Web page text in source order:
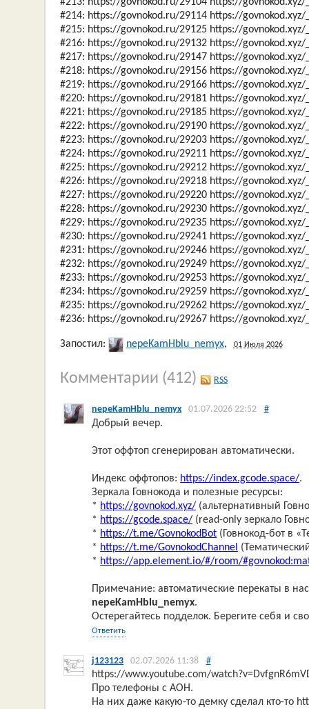
#213: https://govnokod.ru/29104 https://govnokod.xyz/
#214: https://govnokod.ru/29114 https://govnokod.xyz/
#215: https://govnokod.ru/29125 https://govnokod.xyz/
#216: https://govnokod.ru/29132 https://govnokod.xyz/
#217: https://govnokod.ru/29147 https://govnokod.xyz/
#218: https://govnokod.ru/29156 https://govnokod.xyz/
#219: https://govnokod.ru/29166 https://govnokod.xyz/
#220: https://govnokod.ru/29181 https://govnokod.xyz/
#221: https://govnokod.ru/29185 https://govnokod.xyz/
#222: https://govnokod.ru/29190 https://govnokod.xyz/
#223: https://govnokod.ru/29203 https://govnokod.xyz/
#224: https://govnokod.ru/29211 https://govnokod.xyz/
#225: https://govnokod.ru/29212 https://govnokod.xyz/
#226: https://govnokod.ru/29218 https://govnokod.xyz/
#227: https://govnokod.ru/29220 https://govnokod.xyz/
#228: https://govnokod.ru/29230 https://govnokod.xyz/
#229: https://govnokod.ru/29235 https://govnokod.xyz/
#230: https://govnokod.ru/29241 https://govnokod.xyz/
#231: https://govnokod.ru/29246 https://govnokod.xyz/
#232: https://govnokod.ru/29249 https://govnokod.xyz/
#233: https://govnokod.ru/29253 https://govnokod.xyz/
#234: https://govnokod.ru/29259 https://govnokod.xyz/
#235: https://govnokod.ru/29262 https://govnokod.xyz/
#236: https://govnokod.ru/29267 https://govnokod.xyz/
Запостил: nepeKamHblu_nemyx, 01 Июля 2026
Комментарии (412) RSS
nepeKamHblu_nemyx 01.07.2026 22:52 #
Добрый вечер.
Этот оффтоп сгенерирован автоматически.
Индекс оффтопов: https://index.gcode.space/.
Зеркала Говнокода и полезные ресурсы:
* https://govnokod.xyz/ (альтернативный
* https://gcode.space/ (read-only зеркало
* https://t.me/GovnokodBot (Говнокод-бот в
* https://t.me/GovnokodChannel
* https://app.element.io/#/room/
Примечание: автоматические перекаты в
nepeKamHblu_nemyx.
Остерегайтесь подделок. Берегите себя и
Ответить
j123123 02.07.2026 11:38 #
https://www.youtube.com/
Про телефоны с АОН.
На них даже какую-то демку сделал кто-то